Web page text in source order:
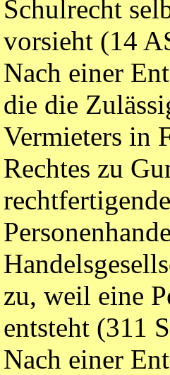
Schulrecht
vorsieht (14
Nach einer
die die
Vermieters in
Rechtes zu
zu, weil eine
entsteht (311
Nach einer